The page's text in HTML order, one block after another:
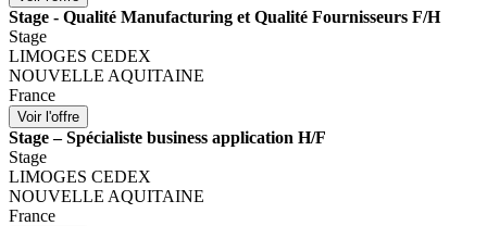
Stage - Qualité Manufacturing et Qualité Fournisseurs F/H
Stage
LIMOGES CEDEX
NOUVELLE AQUITAINE
France
Stage – Spécialiste business application H/F
Stage
LIMOGES CEDEX
NOUVELLE AQUITAINE
France